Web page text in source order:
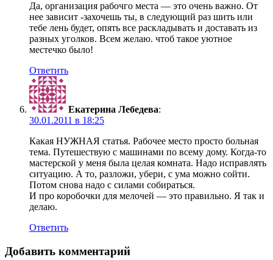
Да, организация рабочго места — это очень важно. От
нее зависит -захочешь ты, в следующий раз шить или
тебе лень будет, опять все раскладывать и доставать из
разных уголков. Всем желаю. чтоб такое уютное
местечко было!
Ответить
Екатерина Лебедева:
30.01.2011 в 18:25
Какая НУЖНАЯ статья. Рабочее место просто больная
тема. Путешествую с машинами по всему дому. Когда-то
мастерской у меня была целая комната. Надо исправлять
ситуацию. А то, разложи, убери, с ума можно сойти.
Потом снова надо с силами собираться.
И про коробочки для мелочей — это правильно. Я так и
делаю.
Ответить
Добавить комментарий